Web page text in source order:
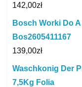
142,00zł
Bosch Worki Do A
Bos2605411167
139,00zł
Waschkonig Der
7,5Kg Folia